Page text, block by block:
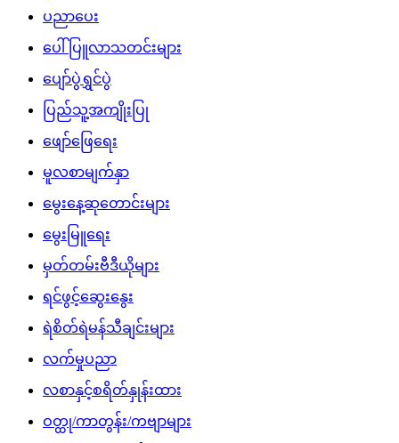
ပညာပေး
ပေါ်ပြူလာသတင်းများ
ပျော်ပွဲရွှင်ပွဲ
ပြည်သူ့အကျိုးပြု
ဖျော်ဖြေရေး
မူလစာမျက်နှာ
မွေးနေ့ဆုတောင်းများ
မွေးမြူရေး
မှတ်တမ်းဗီဒီယိုများ
ရင်ဖွင့်ဆွေးနွေး
ရဲစိတ်ရဲမန်သီချင်းများ
လက်မှုပညာ
လစာနှင့်စရိတ်နှုန်းထား
ဝတ္ထု/ကာတွန်း/ကဗျာများ